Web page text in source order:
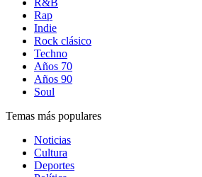
R&B
Rap
Indie
Rock clásico
Techno
Años 70
Años 90
Soul
Temas más populares
Noticias
Cultura
Deportes